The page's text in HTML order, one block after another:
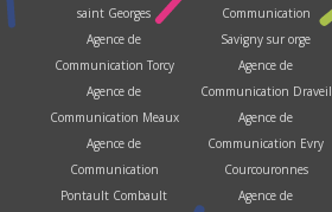
saint Georges
Agence de
Communication Torcy
Agence de
Communication Meaux
Agence de
Communication
Pontault Combault
Communication
Savigny sur orge
Agence de
Communication Draveil
Agence de
Communication Evry
Courcouronnes
Agence de